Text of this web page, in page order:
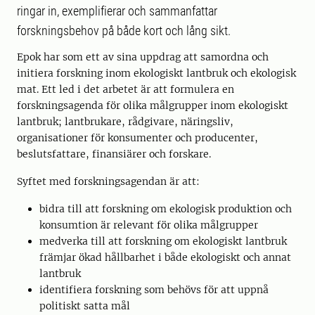
ringar in, exemplifierar och sammanfattar
forskningsbehov på både kort och lång sikt.
Epok har som ett av sina uppdrag att samordna och
initiera forskning inom ekologiskt lantbruk och ekologisk
mat. Ett led i det arbetet är att formulera en
forskningsagenda för olika målgrupper inom ekologiskt
lantbruk; lantbrukare, rådgivare, näringsliv,
organisationer för konsumenter och producenter,
beslutsfattare, finansiärer och forskare.
Syftet med forskningsagendan är att:
bidra till att forskning om ekologisk produktion och
konsumtion är relevant för olika målgrupper
medverka till att forskning om ekologiskt lantbruk
främjar ökad hållbarhet i både ekologiskt och annat
lantbruk
identifiera forskning som behövs för att uppnå
politiskt satta mål